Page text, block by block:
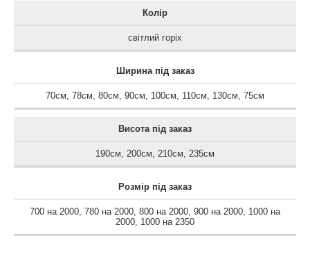
Колір
світлий горіх
Ширина під заказ
70см, 78см, 80см, 90см, 100см, 110см, 130см, 75см
Висота під заказ
190см, 200см, 210см, 235см
Розмір під заказ
700 на 2000, 780 на 2000, 800 на 2000, 900 на 2000, 1000 на
2000, 1000 на 2350